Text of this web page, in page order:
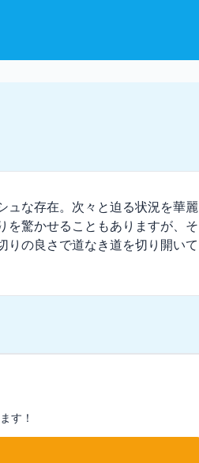
ュな存在。次々と迫る状況を華麗
を驚かせることもありますが、そ
りの良さで道なき道を切り開いて
す！